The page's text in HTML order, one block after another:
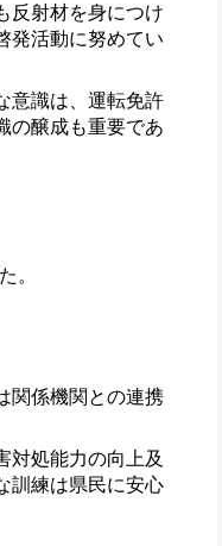
反射材を身につけ
発活動に努めてい
意識は、運転免許
の醸成も重要であ
。
関係機関との連携
対処能力の向上及
訓練は県民に安心